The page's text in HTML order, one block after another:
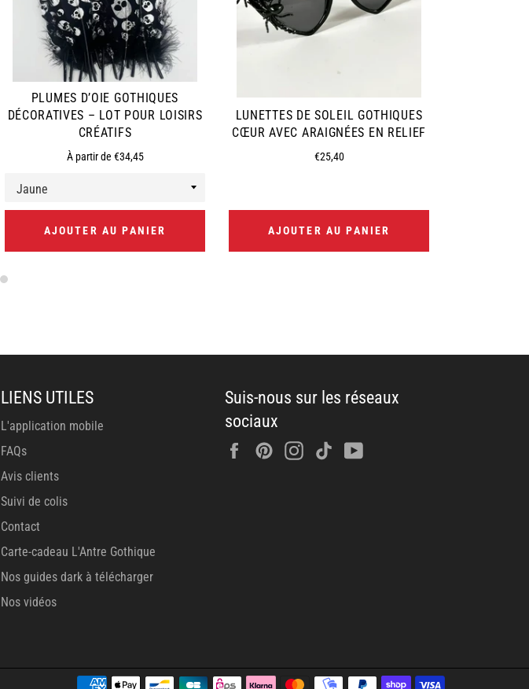
PLUMES D’OIE GOTHIQUES
DÉCORATIVES – LOT POUR LOISIRS
CRÉATIFS
À partir de €34,45
AJOUTER AU PANIER
LUNETTES DE SOLEIL GOTHIQUES
CŒUR AVEC ARAIGNÉES EN RELIEF
Prix
€25,40
AJOUTER AU PANIER
LIENS UTILES
L'application mobile
FAQs
Avis clients
Suivi de colis
Contact
Carte-cadeau L'Antre Gothique
Nos guides dark à télécharger
Nos vidéos
Suis-nous sur les réseaux
sociaux
FacebookPinterestInstagram
Tiktok